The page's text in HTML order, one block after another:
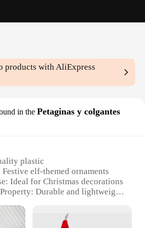
products with AliExpress
in the Petaginas y colgantes
plastic
elf-themed ornaments
Ideal for Christmas decorations
Durable and lightweight
Suitable for wholesale vendors